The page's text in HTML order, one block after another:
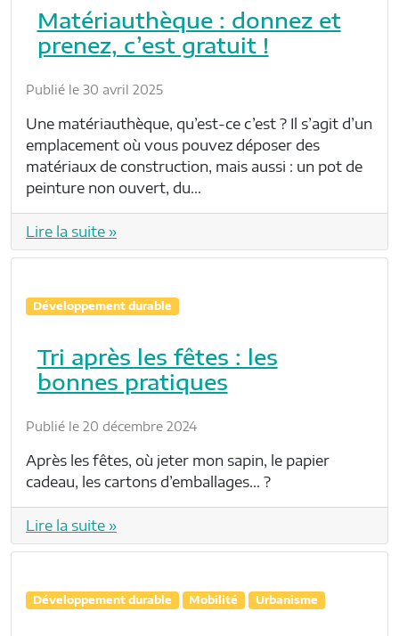
Matériauthèque : donnez et
prenez, c’est gratuit !
Publié le 30 avril 2025
Une matériauthèque, qu’est-ce c’est ? Il s’agit d’un
emplacement où vous pouvez déposer des
matériaux de construction, mais aussi : un pot de
peinture non ouvert, du…
Lire la suite »
Développement durable
Tri après les fêtes : les
bonnes pratiques
Publié le 20 décembre 2024
Après les fêtes, où jeter mon sapin, le papier
cadeau, les cartons d’emballages… ?
Lire la suite »
Développement durable Mobilité Urbanisme